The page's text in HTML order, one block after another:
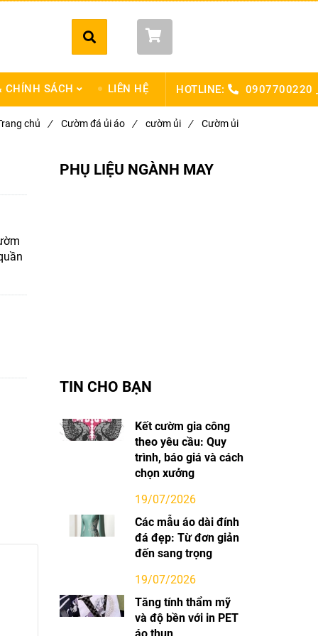
CHÍNH SÁCH LIÊN HỆ HOTLINE: 0907700220
chủ / Cườm đá ủi áo / cườm ủi / Cườm ủi
PHỤ LIỆU NGÀNH MAY
TIN CHO BẠN
Kết cườm gia công
theo yêu cầu: Quy
trình, báo giá và cách
chọn xưởng
19/07/2026
Các mẫu áo dài đính
đá đẹp: Từ đơn giản
đến sang trọng
19/07/2026
Tăng tính thẩm mỹ
và độ bền với in PET